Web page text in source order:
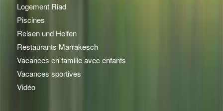
Logement Riad
Piscines
Reisen und Helfen
Restaurants Marrakesch
Vacances en familie avec enfants
Vacances sportives
Vidéo